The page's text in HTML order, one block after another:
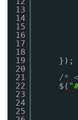
13
14
15
16
17
18
19
20
21
22
23
24
25
});
/*
$(